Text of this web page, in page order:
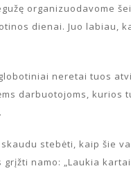
organizuodavome
dienai. Juo labiau,
neretai tuos
darbuotojoms, kurios
stebėti, kaip šie
namo: „Laukia